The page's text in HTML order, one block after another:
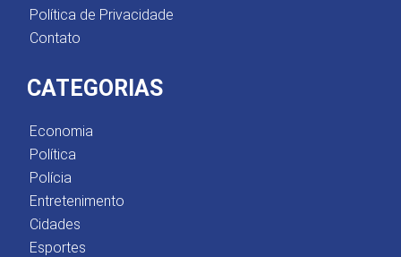
Política de Privacidade
Contato
CATEGORIAS
Economia
Política
Polícia
Entretenimento
Cidades
Esportes